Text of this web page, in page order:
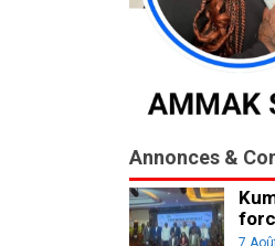
Annonces &